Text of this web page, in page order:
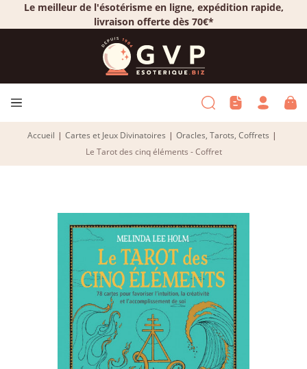
Le meilleur de l'ésotérisme en ligne, expédition rapide,
livraison offerte dès 70€*
Accueil | Cartes et Jeux Divinatoires | Oracles, Tarots, Coffrets |
Le Tarot des cinq éléments - Coffret